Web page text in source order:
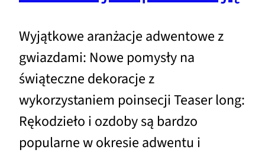
Wyjątkowe aranżacje adwentowe z
gwiazdami: Nowe pomysły na
świąteczne dekoracje z
wykorzystaniem poinsecji Teaser long:
Rękodzieło i ozdoby są bardzo
popularne w okresie adwentu i